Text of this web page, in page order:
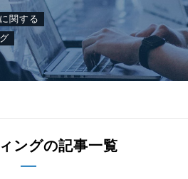
関する
ングの記事一覧